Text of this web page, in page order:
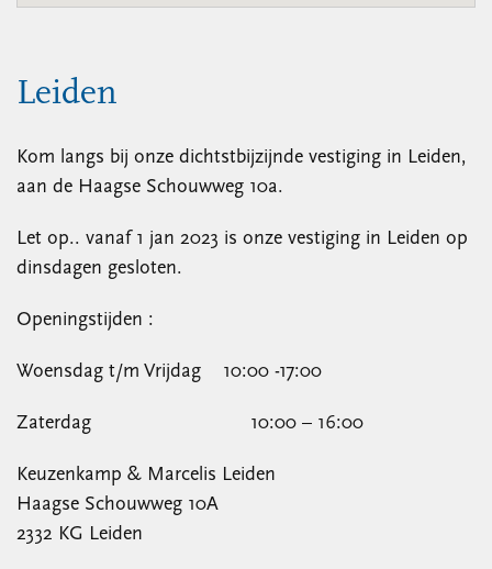
Leiden
Kom langs bij onze dichtstbijzijnde vestiging in Leiden,
aan de Haagse Schouwweg 10a.
Let op.. vanaf 1 jan 2023 is onze vestiging in Leiden op
dinsdagen gesloten.
Openingstijden :
Woensdag t/m Vrijdag 10:00 -17:00
Zaterdag 10:00 – 16:00
Keuzenkamp & Marcelis Leiden
Haagse Schouwweg 10A
2332 KG Leiden